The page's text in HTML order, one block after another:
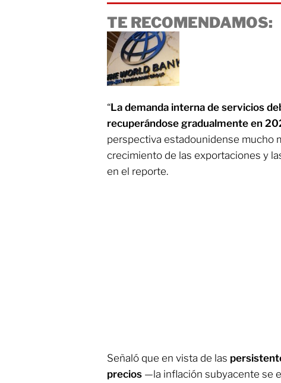
TE RECOMENDAMOS:
“La demanda interna de servicios
recuperándose gradualmente en
perspectiva estadounidense mucho
crecimiento de las exportaciones y
en el reporte.
Señaló que en vista de las
precios —la inflación subyacente se